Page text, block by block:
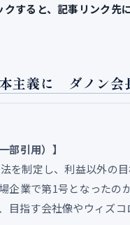
すると、記事リンク先
主義に ダノン会
部引用）】
を制定し、利益以外の
企業で第1号となった
目指す会社像やウィズコ